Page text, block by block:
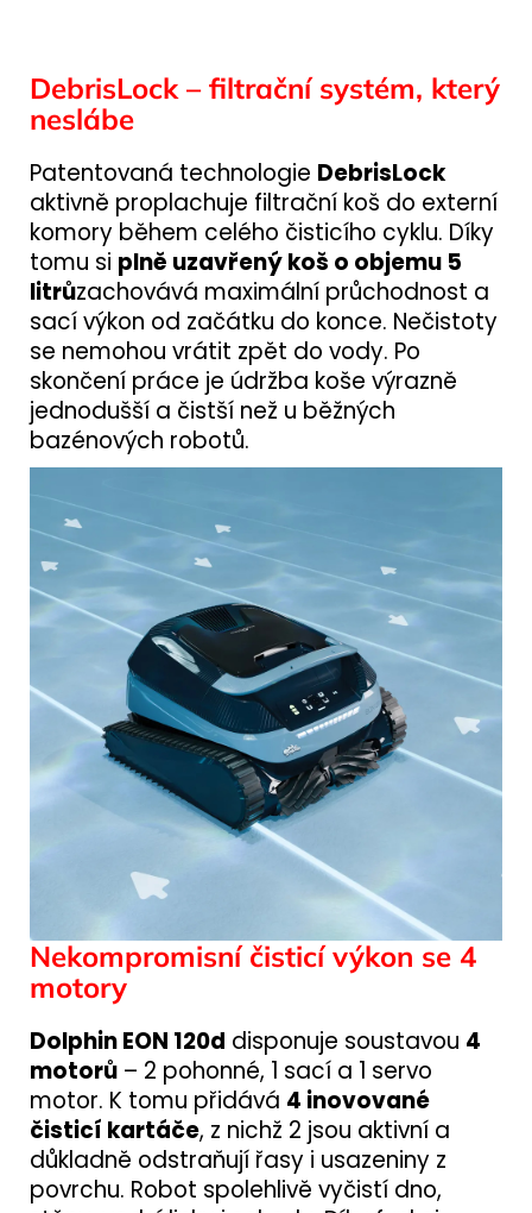
DebrisLock – filtrační systém, který
neslábe
Patentovaná technologie DebrisLock
aktivně proplachuje filtrační koš do externí
komory během celého čisticího cyklu. Díky
tomu si plně uzavřený koš o objemu 5
litrůzachovává maximální průchodnost a
sací výkon od začátku do konce. Nečistoty
se nemohou vrátit zpět do vody. Po
skončení práce je údržba koše výrazně
jednodušší a čistší než u běžných
bazénových robotů.
Nekompromisní čisticí výkon se 4
motory
Dolphin EON 120d disponuje soustavou 4
motorů – 2 pohonné, 1 sací a 1 servo
motor. K tomu přidává 4 inovované
čisticí kartáče, z nichž 2 jsou aktivní a
důkladně odstraňují řasy i usazeniny z
povrchu. Robot spolehlivě vyčistí dno,